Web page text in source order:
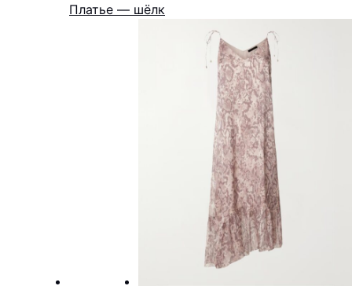
Платье — шёлк